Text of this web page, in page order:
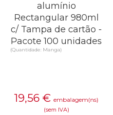
alumínio
Rectangular 980ml
c/ Tampa de cartão -
Pacote 100 unidades
(Quantidade: Manga)
19,56 € embalagem(ns)
(sem IVA)